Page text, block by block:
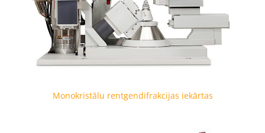
Monokristālu rentgendifrakcijas iekārtas